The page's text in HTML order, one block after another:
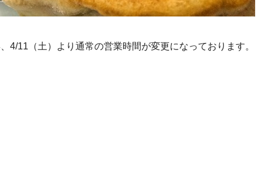
4/11（土）より通常の営業時間が変更になっております。